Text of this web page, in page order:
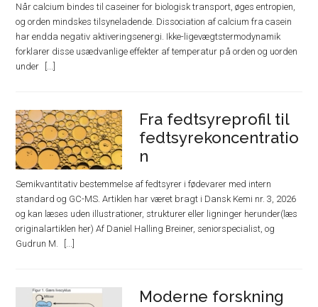
Når calcium bindes til caseiner for biologisk transport, øges entropien,
og orden mindskes tilsyneladende. Dissociation af calcium fra casein
har endda negativ aktiveringsenergi. Ikke-ligevægtstermodynamik
forklarer disse usædvanlige effekter af temperatur på orden og uorden
under
Fra fedtsyreprofil til
fedtsyrekoncentratio
n
Semikvantitativ bestemmelse af fedtsyrer i fødevarer med intern
standard og GC-MS. Artiklen har været bragt i Dansk Kemi nr. 3, 2026
og kan læses uden illustrationer, strukturer eller ligninger herunder(læs
originalartiklen her) Af Daniel Halling Breiner, seniorspecialist, og
Gudrun M.
Moderne forskning